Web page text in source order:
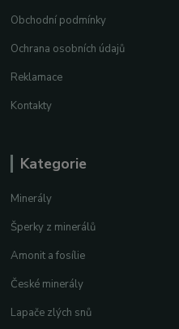
Obchodní podmínky
Ochrana osobních údajů
Reklamace
Kontakty
Kategorie
Minerály
Šperky z minerálů
Amonit a fosílie
České minerály
Lapače zlých snů